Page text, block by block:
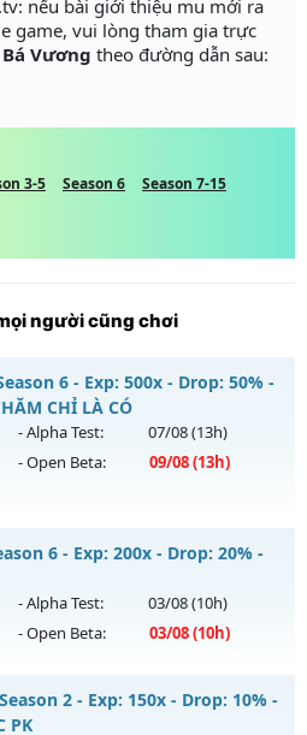
nếu bài giới thiệu mu mới ra
game, vui lòng tham gia trực
Vương theo đường dẫn sau:
3-5 Season 6
Season 7-15
người cũng chơi
6 - Exp: 500x - Drop: 50% -
CHỈ LÀ CÓ
- Alpha Test: 07/08(13h)
- Open Beta: 09/08(13h)
GAME CÀY CUỐC, CHĂM CHỈ LÀ
Mở máy chủ
Hoài Niệmvào 13h
6 - Exp: 200x - Drop: 20% -
- Alpha Test: 03/08(10h)
- Open Beta: 03/08(10h)
KẾT LÂU DÀI NHÉ
Mở máy chủ
2 - Exp: 150x - Drop: 10% -
PK